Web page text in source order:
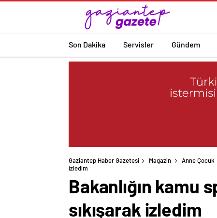
Son Dakika Servisler Gündem
Gaziantep Haber Gazetesi Magazin Anne Çocuk
izledim
Bakanlığın kamu
sıkışarak izledim